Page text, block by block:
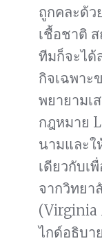
ถูกคละด้
เชื้อชาติ
ทีมก็จะได้
กิจเฉพาะ
พยายามเ
กฎหมาย
นามและใ
เดียวกับเ
จากวิทยา
ไกด์อธิบา